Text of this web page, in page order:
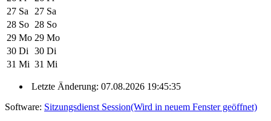
27 Sa 27 Sa
28 So 28 So
29 Mo 29 Mo
30 Di 30 Di
31 Mi 31 Mi
Letzte Änderung: 07.08.2026 19:45:35
Software: Sitzungsdienst Session(Wird in neuem Fenster geöffnet)